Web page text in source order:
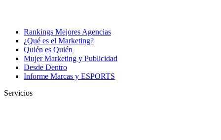
Rankings Mejores Agencias
¿Qué es el Marketing?
Quién es Quién
Mujer Marketing y Publicidad
Desde Dentro
Informe Marcas y ESPORTS
Servicios